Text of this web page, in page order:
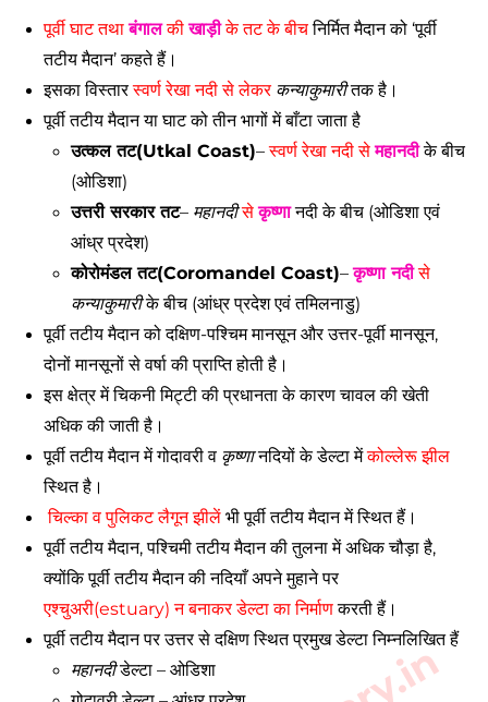
पूर्वी घाट तथा बंगाल की खाड़ी के तट के बीच निर्मित मैदान को ‘पूर्वी
तटीय मैदान’ कहते हैं।
इसका विस्तार स्वर्ण रेखा नदी से लेकर कन्याकुमारी तक है।
पूर्वी तटीय मैदान या घाट को तीन भागों में बाँटा जाता है
उत्कल तट(Utkal Coast)– स्वर्ण रेखा नदी से महानदी के बीच
(ओडिशा)
उत्तरी सरकार तट– महानदी से कृष्णा नदी के बीच (ओडिशा एवं
आंध्र प्रदेश)
कोरोमंडल तट(Coromandel Coast)– कृष्णा नदी
कन्याकुमारी के बीच (आंध्र प्रदेश एवं तमिलनाडु)
पूर्वी तटीय मैदान को दक्षिण-पश्चिम मानसून और उत्तर-पूर्वी मानसून,
दोनों मानसूनों से वर्षा की प्राप्ति होती है।
इस क्षेत्र में चिकनी मिट्टी की प्रधानता के कारण चावल की खेती
अधिक की जाती है।
पूर्वी तटीय मैदान में गोदावरी व कृष्णा नदियों के डेल्टा में कोल्लेरू झील
स्थित है।
चिल्का व पुलिकट लैगून झीलें भी पूर्वी तटीय मैदान में स्थित हैं।
पूर्वी तटीय मैदान, पश्चिमी तटीय मैदान की तुलना में अधिक चौड़ा है,
क्योंकि पूर्वी तटीय मैदान की नदियाँ अपने मुहाने पर
एश्चुअरी(estuary) न बनाकर डेल्टा का निर्माण करती हैं।
पूर्वी तटीय मैदान पर उत्तर से दक्षिण स्थित प्रमुख डेल्टा निम्नलिखित हैं
महानदी डेल्टा – ओडिशा